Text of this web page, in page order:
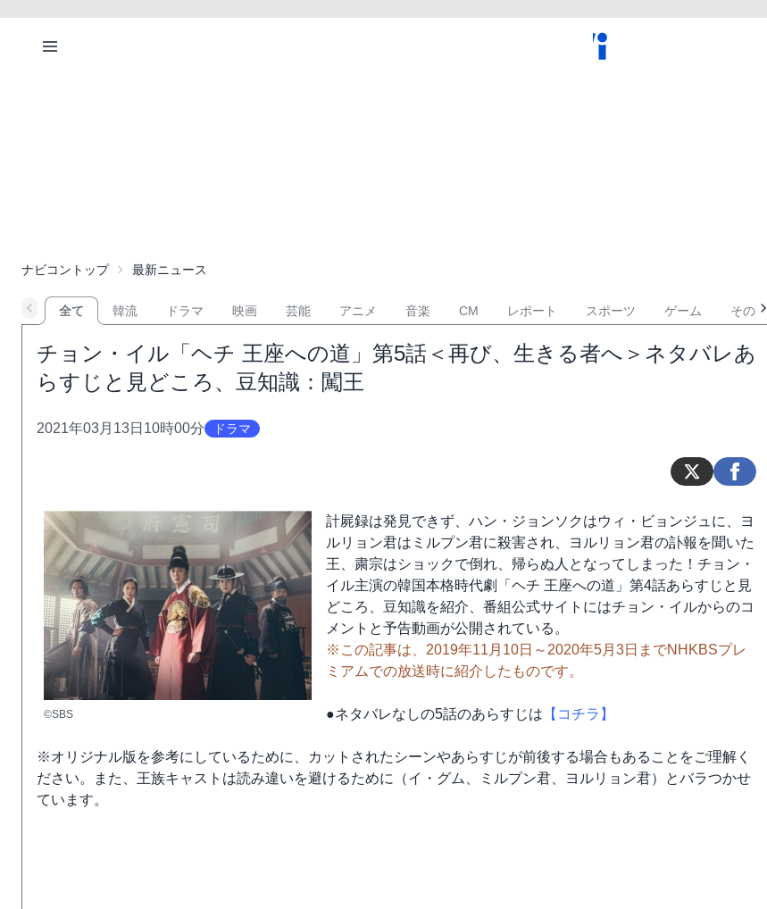
ナビコントップ 最新ニュース
全て 韓流 ドラマ 映画 芸能 アニメ 音楽 CM レポート スポーツ ゲーム その他
チョン・イル「ヘチ 王座への道」第5話＜再び、生きる者へ＞ネタバレあ
らすじと見どころ、豆知識：闖王
2021年03月13日10時00分 ドラマ
©SBS
計屍録は発見できず、ハン・ジョンソクはウィ・ビョンジュに、ヨ
ルリョン君はミルプン君に殺害され、ヨルリョン君の訃報を聞いた
王、粛宗はショックで倒れ、帰らぬ人となってしまった！チョン・
イル主演の韓国本格時代劇「ヘチ 王座への道」第4話あらすじと見
どころ、豆知識を紹介、番組公式サイトにはチョン・イルからのコ
メントと予告動画が公開されている。
※この記事は、2019年11月10日～2020年5月3日までNHKBSプレ
ミアムでの放送時に紹介したものです。
●ネタバレなしの5話のあらすじは 【コチラ】
※オリジナル版を参考にしているために、カットされたシーンやあらすじが前後する場合もあることをご理解く
ださい。また、王族キャストは読み違いを避けるために（イ・グム、ミルプン君、ヨルリョン君）とバラつかせ
ています。